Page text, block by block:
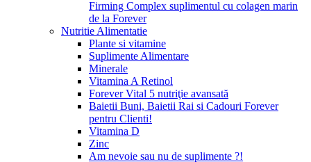
Firming Complex suplimentul cu colagen marin
de la Forever
Nutritie Alimentatie
Plante si vitamine
Suplimente Alimentare
Minerale
Vitamina A Retinol
Forever Vital 5 nutriţie avansată
Baietii Buni, Baietii Rai si Cadouri Forever
pentru Clienti!
Vitamina D
Zinc
Am nevoie sau nu de suplimente ?!